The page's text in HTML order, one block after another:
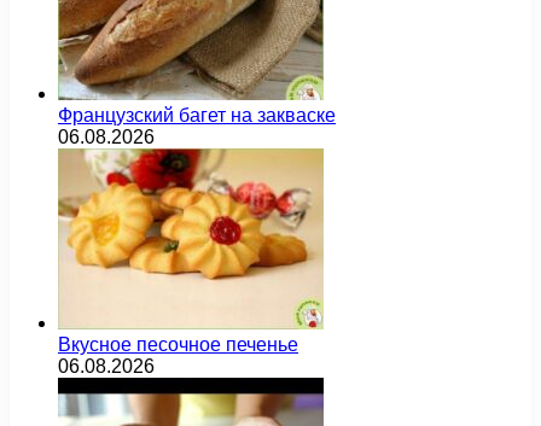
Французский багет на закваске
06.08.2026
Вкусное песочное печенье
06.08.2026